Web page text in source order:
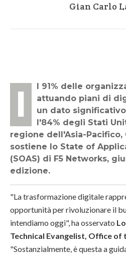
Gian Carlo
Il 91% delle organizzazioni in EMEA sta
attuando piani di
un dato
l'84% degli Stati
regione dell'Asia-Pacifico,
sostiene lo State of
(SOAS) di F5 Networks,
edizione.
"La trasformazione digitale
opportunità per rivoluzionare il
intendiamo oggi", ha osservato
Technical Evangelist, Office of
"Sostanzialmente, è questa a